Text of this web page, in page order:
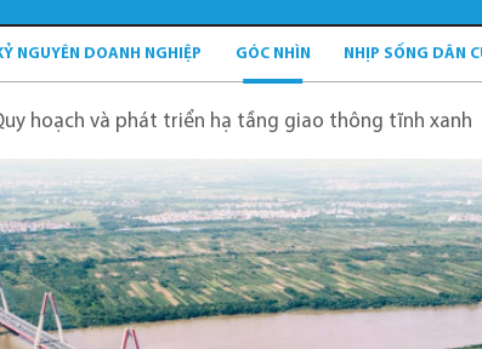
NGUYÊN DOANH NGHIỆP GÓC NHÌN NHỊP SỐNG DÂN
triển hạ tầng giao thông tĩnh xanh Quy